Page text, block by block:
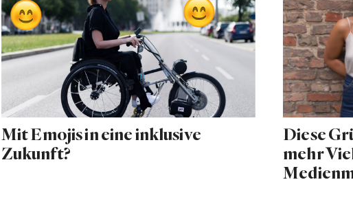
Mit Emojis in eine inklusive
Zukunft?
Diese
mehr